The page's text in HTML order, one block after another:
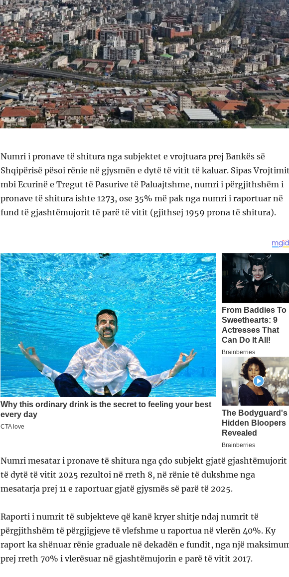
Numri i pronave të shitura nga subjektet e vrojtuara prej Bankës së
Shqipërisë pësoi rënie në gjysmën e dytë të vitit të kaluar. Sipas Vrojtimit
mbi Ecurinë e Tregut të Pasurive të Paluajtshme, numri i përgjithshëm i
pronave të shitura ishte 1273, ose 35% më pak nga numri i raportuar në
fund të gjashtëmujorit të parë të vitit (gjithsej 1959 prona të shitura).
Numri mesatar i pronave të shitura nga çdo subjekt gjatë gjashtëmujorit
të dytë të vitit 2025 rezultoi në rreth 8, në rënie të dukshme nga
mesatarja prej 11 e raportuar gjatë gjysmës së parë të 2025.
Raporti i numrit të subjekteve që kanë kryer shitje ndaj numrit të
përgjithshëm të përgjigjeve të vlefshme u raportua në vlerën 40%. Ky
raport ka shënuar rënie graduale në dekadën e fundit, nga një
prej rreth 70% i vlerësuar në gjashtëmujorin e parë të vitit 2017.